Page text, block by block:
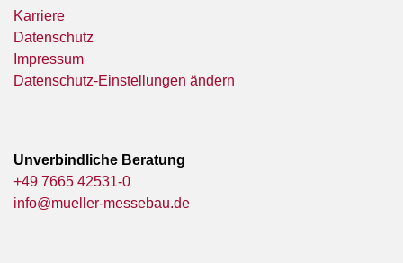
Karriere
Datenschutz
Impressum
Datenschutz-Einstellungen ändern
Unverbindliche Beratung
+49 7665 42531-0
info@mueller-messebau.de